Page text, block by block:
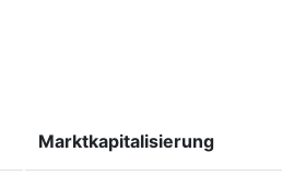
Marktkapitalisierung